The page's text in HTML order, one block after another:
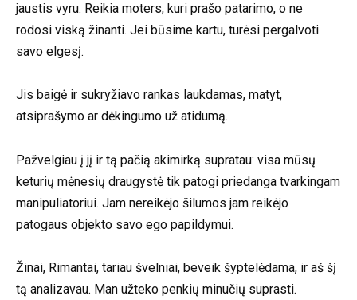
jaustis vyru. Reikia moters, kuri prašo patarimo, o ne
rodosi viską žinanti. Jei būsime kartu, turėsi pergalvoti
savo elgesį.
Jis baigė ir sukryžiavo rankas laukdamas, matyt,
atsiprašymo ar dėkingumo už atidumą.
Pažvelgiau į jį ir tą pačią akimirką supratau: visa mūsų
keturių mėnesių draugystė tik patogi priedanga tvarkingam
manipuliatoriui. Jam nereikėjo šilumos jam reikėjo
patogaus objekto savo ego papildymui.
Žinai, Rimantai, tariau švelniai, beveik šyptelėdama, ir aš šį
tą analizavau. Man užteko penkių minučių suprasti.